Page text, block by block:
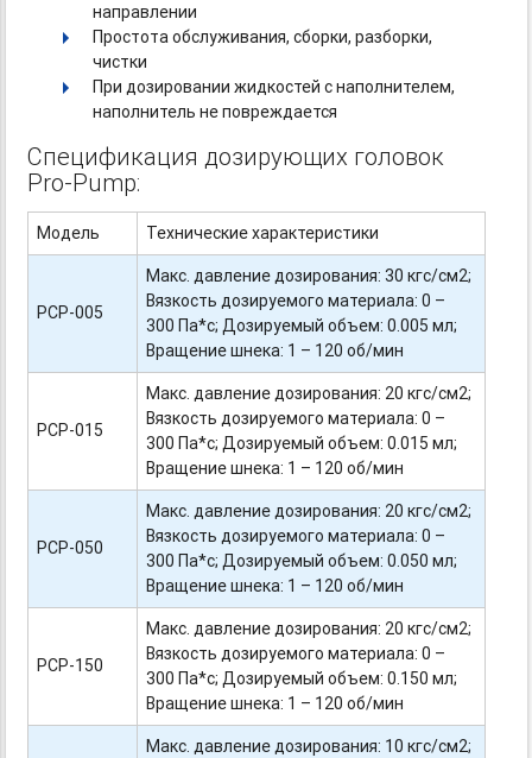
направлении
Простота обслуживания, сборки, разборки,
чистки
При дозировании жидкостей с наполнителем,
наполнитель не повреждается
Спецификация дозирующих головок
Pro-Pump:
Модель Технические характеристики
PCP-005
Макс. давление дозирования: 30 кгс/см2;
Вязкость дозируемого материала: 0 –
300 Па*с; Дозируемый объем: 0.005 мл;
Вращение шнека: 1 – 120 об/мин
PCP-015
Макс. давление дозирования: 20 кгс/см2;
Вязкость дозируемого материала: 0 –
300 Па*с; Дозируемый объем: 0.015 мл;
Вращение шнека: 1 – 120 об/мин
PCP-050
Макс. давление дозирования: 20 кгс/см2;
Вязкость дозируемого материала: 0 –
300 Па*с; Дозируемый объем: 0.050 мл;
Вращение шнека: 1 – 120 об/мин
PCP-150
Макс. давление дозирования: 20 кгс/см2;
Вязкость дозируемого материала: 0 –
300 Па*с; Дозируемый объем: 0.150 мл;
Вращение шнека: 1 – 120 об/мин
Макс. давление дозирования: 10 кгс/см2;